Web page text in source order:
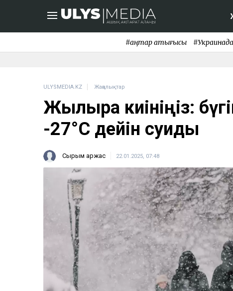
#қаңтар қақтығысы
ULYSMEDIA.KZ Жаңалықтар
Жылырақ киініңіз:
-27°C дейін суиды
Сырым Қаржас 22.01.2025, 07:48